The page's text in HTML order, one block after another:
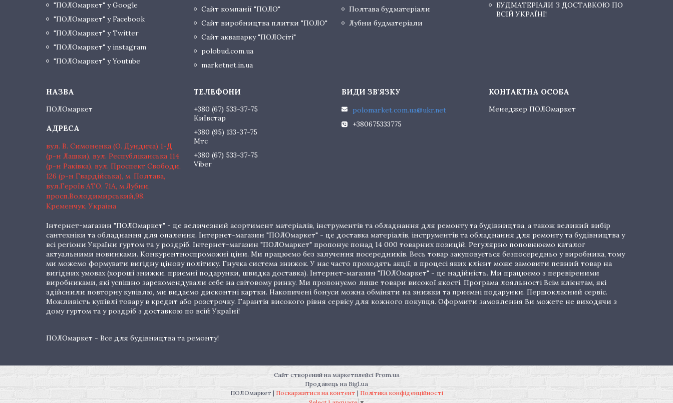
"ПОЛОмаркет" у Google
"ПОЛОмаркет" у Facebook
"ПОЛОмаркет" у Twitter
"ПОЛОмаркет" у instagram
"ПОЛОмаркет" у Youtube
Сайт компанії "ПОЛО"
Сайт виробництва плитки "ПОЛО"
Сайт аквапарку "ПОЛОсіті"
polobud.com.ua
marketnet.in.ua
Полтава будматеріали
Лубни будматеріали
БУДМАТЕРІАЛИ З ДОСТАВКОЮ ПО
ВСІЙ УКРАЇНІ!
ПОЛОмаркет
вул. В. Симоненка (О. Дундича) 1-Д
(р-н Лашки), вул. Республіканська 114
(р-н Раківка), вул. Проспект Свободи,
126 (р-н Гвардійська), м. Полтава,
вул.Героїв АТО, 71А, м.Лубни,
просп.Володимирський,98,
Кременчук, Україна
+380 (67) 533-37-75
Київстар
+380 (95) 133-37-75
Мтс
+380 (67) 533-37-75
Viber
polomarket.com.ua@ukr.net
+380675333775
Менеджер ПОЛОмаркет
Інтернет-магазин "ПОЛОмаркет" - це величезний асортимент матеріалів, інструментів та обладнання для ремонту та будівництва, а також великий вибір
сантехніки та обладнання для опалення. Інтернет-магазин "ПОЛОмаркет" - це доставка матеріалів, інструментів та обладнання для ремонту та будівництва у
всі регіони України гуртом та у роздріб. Інтернет-магазин "ПОЛОмаркет" пропонує понад 14 000 товарних позицій. Регулярно поповнюємо каталог
актуальними новинками. Конкурентноспроможні ціни. Ми працюємо без залучення посередників. Весь товар закуповується безпосередньо у виробника, тому
ми можемо формувати вигідну цінову політику. Гнучка система знижок. У нас часто проходять акції, в процесі яких клієнт може замовити певний товар на
вигідних умовах (хороші знижки, приємні подарунки, швидка доставка). Інтернет-магазин "ПОЛОмаркет" - це надійність. Ми працюємо з перевіреними
виробниками, які успішно зарекомендували себе на світовому ринку. Ми пропонуємо лише товари високої якості. Програма лояльності Всім клієнтам, які
здійснили повторну купівлю, ми видаємо дисконтні картки. Накопичені бонуси можна обміняти на знижки та приємні подарунки. Першокласний сервіс.
Можливість купівлі товару в кредит або розстрочку. Гарантія високого рівня сервісу для кожного покупця. Оформити замовлення Ви можете не виходячи з
дому гуртом та у роздріб з доставкою по всій Україні!
ПОЛОмаркет - Все для будівництва та ремонту!
Сайт створений на маркетплейсі Prom.ua
Продавець на Bigl.ua
ПОЛОмаркет | Поскаржитися на контент | Політика конфіденційності